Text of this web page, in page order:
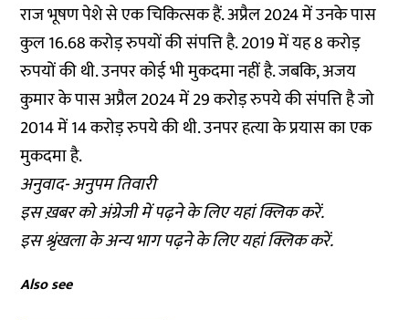
राज भूषण पेशे से एक चिकित्सक हैं. अप्रैल 2024 में उनके पास
कुल 16.68 करोड़ रुपयों की संपत्ति है. 2019 में यह 8 करोड़
रुपयों की थी. उनपर कोई भी मुकदमा नहीं है. जबकि, अजय
कुमार के पास अप्रैल 2024 में 29 करोड़ रुपये की संपत्ति है जो
2014 में 14 करोड़ रुपये की थी. उनपर हत्या के प्रयास का एक
मुकदमा है.
अनुवाद- अनुपम तिवारी
इस ख़बर को अंग्रेजी में पढ़ने के लिएयहां क्लिककरें.
इस श्रृंखला के अन्य भाग पढ़ने के लिएयहां क्लिककरें.
Also see